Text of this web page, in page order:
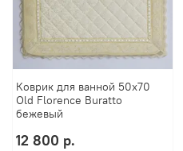
Коврик для ванной 50х70
Old Florence Buratto
бежевый
12 800 р.